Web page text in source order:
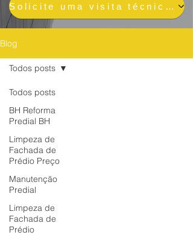
Solicite uma visita técnica gratuita e sem compromisso
Blog
Todos posts
BH Reforma
Predial BH
Limpeza de
Fachada de
Prédio Preço
Manutenção
Predial
Limpeza de
Fachada de
Prédio
Todos posts